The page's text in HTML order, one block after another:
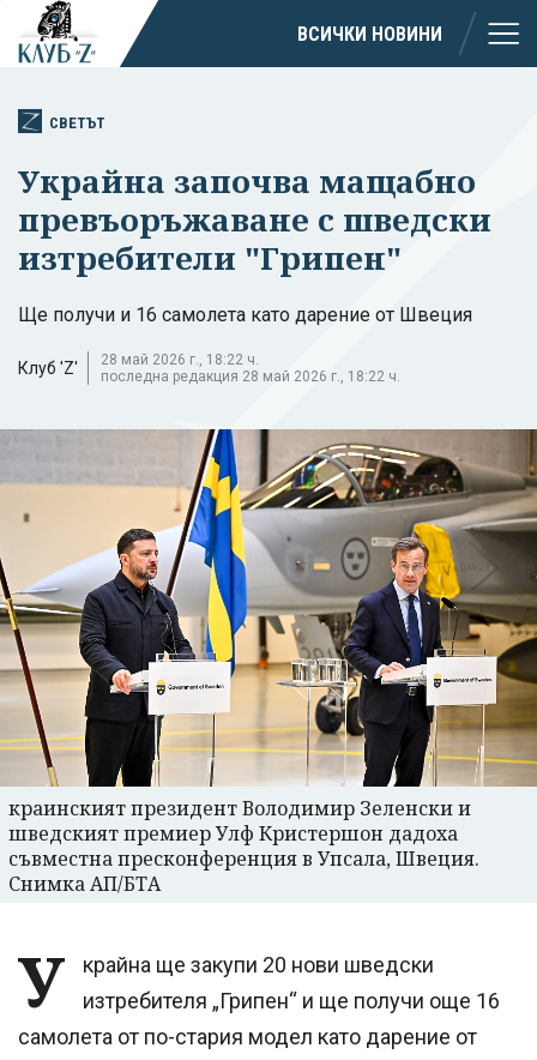
ВСИЧКИ НОВИНИ
СВЕТЪТ
Украйна започва мащабно
превъоръжаване с шведски
изтребители "Грипен"
Ще получи и 16 самолета като дарение от Швеция
Клуб 'Z'
28 май 2026 г., 18:22 ч.
последна редакция 28 май 2026 г., 18:22 ч.
краинският президент Володимир Зеленски и
шведският премиер Улф Кристершон дадоха
съвместна пресконференция в Упсала, Швеция.
Снимка АП/БТА
У
крайна ще закупи 20 нови шведски
изтребителя „Грипен“ и ще получи още 16
самолета от по-стария модел като дарение от